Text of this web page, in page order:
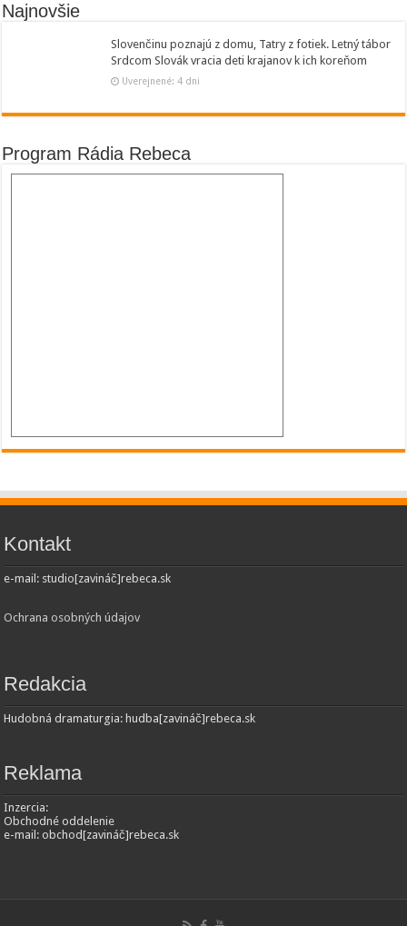
Najnovšie
Slovenčinu poznajú z domu, Tatry z fotiek. Letný tábor
Srdcom Slovák vracia deti krajanov k ich koreňom
Uverejnené: 4 dni
Program Rádia Rebeca
Kontakt
e-mail: studio[zavináč]rebeca.sk
Ochrana osobných údajov
Redakcia
Hudobná dramaturgia: hudba[zavináč]rebeca.sk
Reklama
Inzercia:
Obchodné oddelenie
e-mail: obchod[zavináč]rebeca.sk